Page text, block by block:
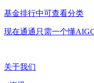
基金排行中可查看分类
现在通通只需一个懂
关于我们